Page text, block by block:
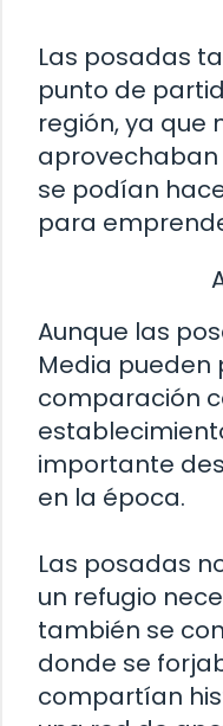
Las posadas
punto de
región, ya que
aprovechaban
se podían
para
Aunque las
Media pueden
comparación
importante
en la época.
Las posadas
un refugio
también se
donde se
compartían